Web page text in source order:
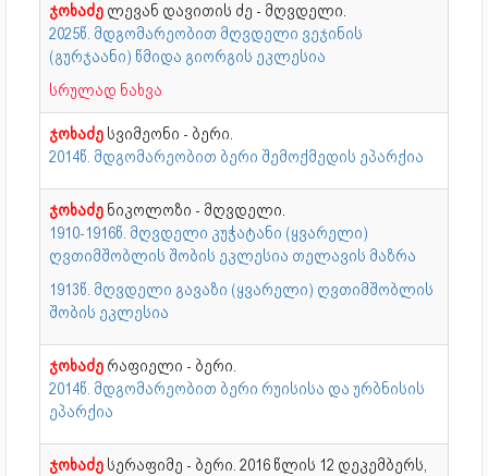
ჯოხაძე ლევან დავითის ძე - მღვდელი.
2025წ. მდგომარეობით მღვდელი ვეჯინის
(გურჯაანი) წმიდა გიორგის ეკლესია
სრულად ნახვა
ჯოხაძე სვიმეონი - ბერი.
2014წ. მდგომარეობით ბერი შემოქმედის ეპარქია
ჯოხაძე ნიკოლოზი - მღვდელი.
1910-1916წ. მღვდელი კუჭატანი (ყვარელი)
ღვთიმშობლის შობის ეკლესია თელავის მაზრა
1913წ. მღვდელი გავაზი (ყვარელი) ღვთიმშობლის
შობის ეკლესია
ჯოხაძე რაფიელი - ბერი.
2014წ. მდგომარეობით ბერი რუისისა და ურბნისის
ეპარქია
ჯოხაძე სერაფიმე - ბერი. 2016 წლის 12 დეკემბერს,